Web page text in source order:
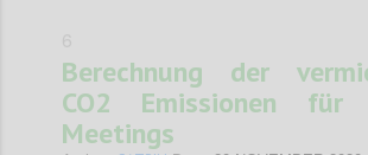
Berechnung der
CO2 Emissionen für
Meetings